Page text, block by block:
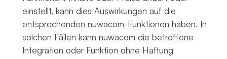
einstellt, kann dies Auswirkungen auf die
entsprechenden nuwacom-Funktionen haben. In
solchen Fällen kann nuwacom die betroffene
Integration oder Funktion ohne Haftung